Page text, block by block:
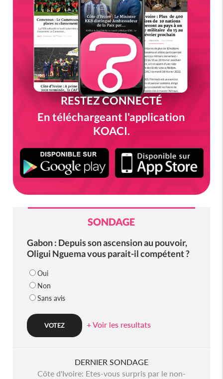
RESTEZ CONNECTÉ
En téléchargeant l'application
KOACI.
SONDAGE
Gabon : Depuis son ascension au pouvoir,
Oligui Nguema vous parait-il compétent ?
Oui
Non
Sans avis
+ Voir les resultats
DERNIER SONDAGE
Côte d'Ivoire: Etes-vous surpris par le non-